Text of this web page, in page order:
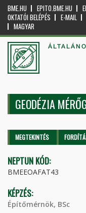
BME.HU EPITO.BME.HU
OKTATÓI BELÉPÉS
E-MAIL
MAGYAR
GEODÉZIA
Elsődleges
MEGTEKINTÉS (AKTÍV
NEPTUN KÓD:
BMEEOAFAT43
KÉPZÉS:
Építőmérnök, BSc